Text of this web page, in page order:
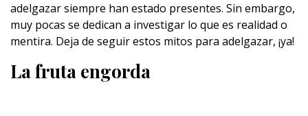
adelgazar siempre han estado presentes. Sin embargo,
muy pocas se dedican a investigar lo que es realidad o
mentira. Deja de seguir estos mitos para adelgazar, ¡ya!
La fruta engorda